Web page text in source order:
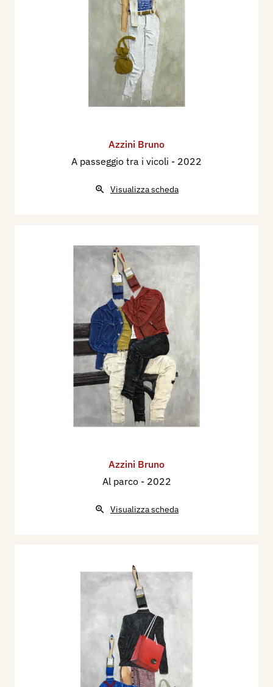
Azzini Bruno
A passeggio tra i vicoli - 2022
Visualizza scheda
Azzini Bruno
Al parco - 2022
Visualizza scheda